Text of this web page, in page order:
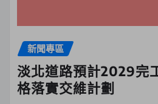
新聞專區
淡北道路預計2029完
格落實交維計劃